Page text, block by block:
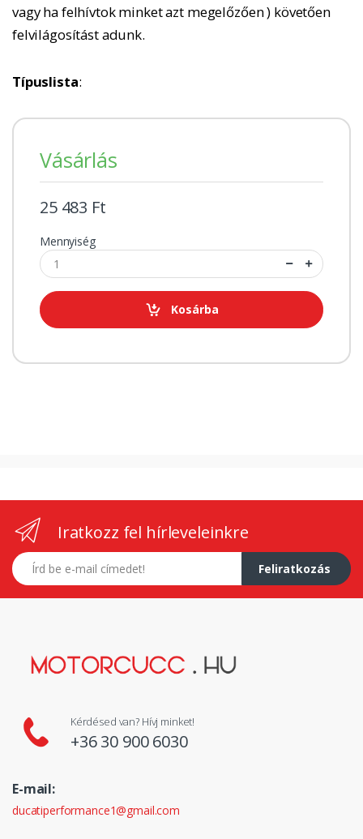
vagy ha felhívtok minket azt megelőzően ) követően
felvilágosítást adunk.
Típuslista:
Vásárlás
25 483 Ft
Mennyiség
Kosárba
Iratkozz fel hírleveleinkre
E-mail címed
Feliratkozás
Kérdésed van? Hívj minket!
+36 30 900 6030
E-mail:
ducatiperformance1@gmail.com